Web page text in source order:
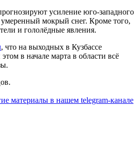
усиление юго-западного
умеренный мокрый снег. Кроме того,
и гололёдные явления.
, что на выходных в Кузбассе
в начале марта в области всё
материалы в нашем telegram-канале